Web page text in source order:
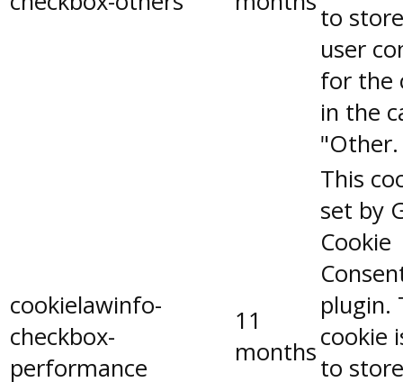
to
user
for the
in the
"Other.
cookielawinfo-
checkbox-
performance
11
months
This
set by
Cookie
plugin.
cookie
to